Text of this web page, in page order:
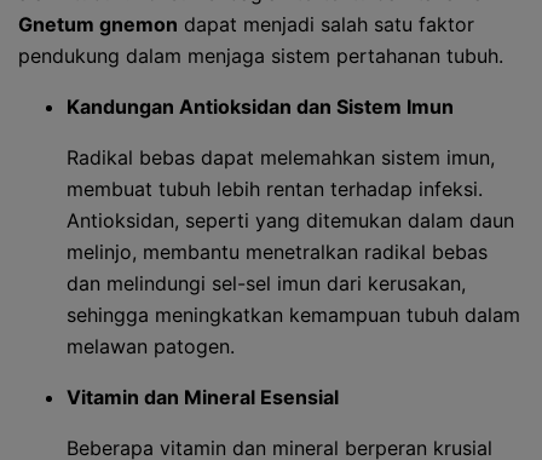
Gnetum gnemon dapat menjadi salah satu faktor
pendukung dalam menjaga sistem pertahanan tubuh.
Kandungan Antioksidan dan Sistem Imun
Radikal bebas dapat melemahkan sistem imun,
membuat tubuh lebih rentan terhadap infeksi.
Antioksidan, seperti yang ditemukan dalam daun
melinjo, membantu menetralkan radikal bebas
dan melindungi sel-sel imun dari kerusakan,
sehingga meningkatkan kemampuan tubuh dalam
melawan patogen.
Vitamin dan Mineral Esensial
Beberapa vitamin dan mineral berperan krusial